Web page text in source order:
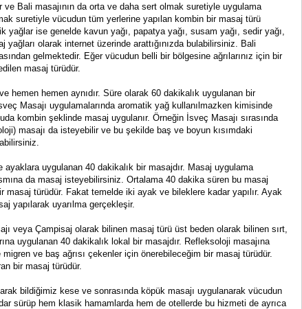
Bali masajının da orta ve daha sert olmak suretiyle uygulama
suretiyle vücudun tüm yerlerine yapılan kombin bir masaj türü
yağlar ise genelde kavun yağı, papatya yağı, susam yağı, sedir yağı,
yağları olarak internet üzerinde arattığınızda bulabilirsiniz. Bali
gelmektedir. Eğer vücudun belli bir bölgesine ağrılarınız için bir
masaj türüdür.
hemen hemen aynıdır. Süre olarak 60 dakikalık uygulanan bir
Masajı uygulamalarında aromatik yağ kullanılmazken kimisinde
kombin şeklinde masaj uygulanır. Örneğin İsveç Masajı sırasında
masajı da isteyebilir ve bu şekilde baş ve boyun kısımdaki
ayaklara uygulanan 40 dakikalık bir masajdır. Masaj uygulama
da masaj isteyebilirsiniz. Ortalama 40 dakika süren bu masaj
masaj türüdür. Fakat temelde iki ayak ve bileklere kadar yapılır. Ayak
yapılarak uyarılma gerçekleşir.
veya Çampisaj olarak bilinen masaj türü üst beden olarak bilinen sırt,
uygulanan 40 dakikalık lokal bir masajdır. Refleksoloji masajına
ve baş ağrısı çekenler için önerebileceğim bir masaj türüdür.
bir masaj türüdür.
bildiğimiz kese ve sonrasında köpük masajı uygulanarak vücudun
sürüp hem klasik hamamlarda hem de otellerde bu hizmeti de ayrıca